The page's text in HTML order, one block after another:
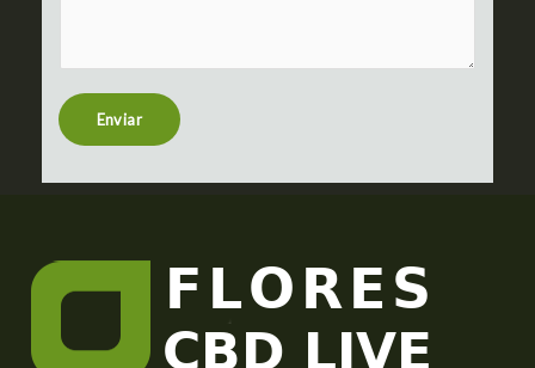
t
r
s
Enviar